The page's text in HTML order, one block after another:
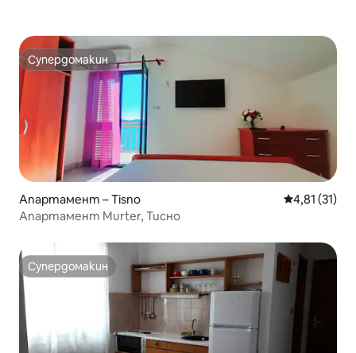
Супердомакин
Супердомакин
Апартамент – Tisno Средна
4,81 (31)
Апартамент Murter, Тисно
Супердомакин
Супердомакин